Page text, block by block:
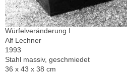
Würfelveränderung I
Alf Lechner
1993
Stahl massiv, geschmiedet
36 x 43 x 38 cm